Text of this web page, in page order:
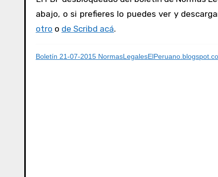
abajo, o si prefieres lo puedes ver y
otro o de Scribd acá.
Boletín 21-07-2015